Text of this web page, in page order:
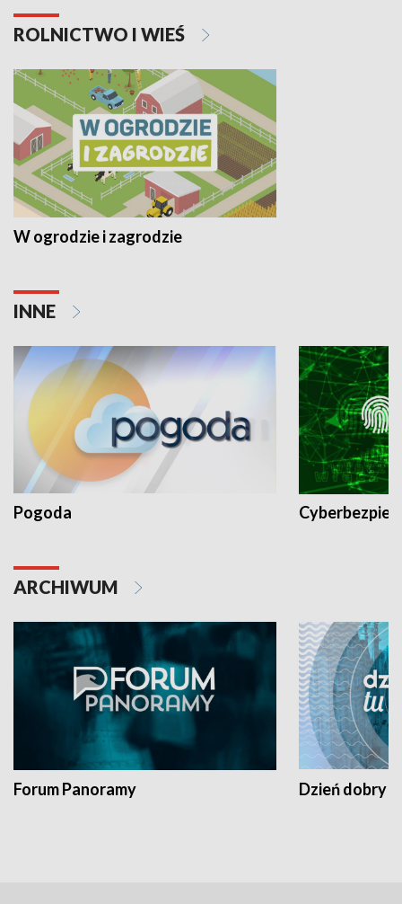
ROLNICTWO I WIEŚ
W ogrodzie i zagrodzie
INNE
Pogoda
ARCHIWUM
Forum Panoramy Dzień dobry